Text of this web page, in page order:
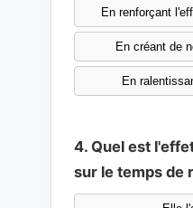
En renforçant
En créant de
En
4. Quel est
sur le temps de